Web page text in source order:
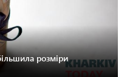
розміри